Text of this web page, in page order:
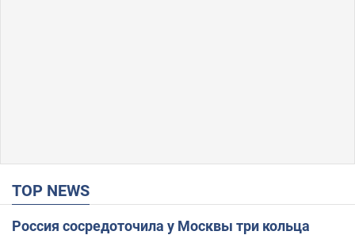
TOP NEWS
Россия сосредоточила у Москвы три кольца